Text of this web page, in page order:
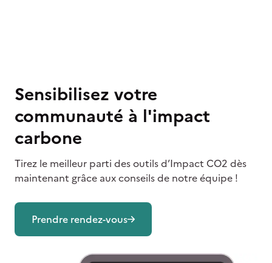
Sensibilisez votre
communauté à l'impact
carbone
Tirez le meilleur parti des outils d’Impact CO2 dès
maintenant grâce aux conseils de notre équipe !
Prendre rendez-vous